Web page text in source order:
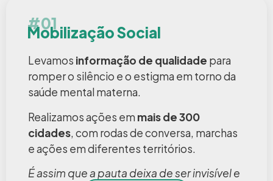
#01
Mobilização Social
Levamos informação de qualidade para
romper o silêncio e o estigma em torno da
saúde mental materna.
Realizamos ações em mais de 300
cidades, com rodas de conversa, marchas
e ações em diferentes territórios.
É assim que a pauta deixa de ser invisível e